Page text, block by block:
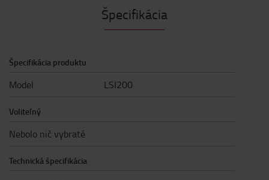
Špecifikácia
Špecifikácia produktu
Model LSI200
Voliteľný
Nebolo nič vybraté
Technická špecifikácia